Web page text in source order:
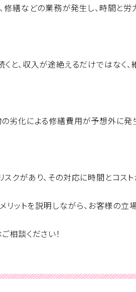
修繕などの業務が発生し、時間と労
と、収入が途絶えるだけではなく、
劣化による修繕費用が予想外に発
クがあり、その対応に時間とコスト
リットを説明しながら、お客様の
相談ください！